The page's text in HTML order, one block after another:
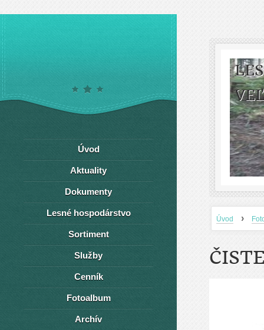
Úvod ›
Úvod
Aktuality
Dokumenty
Lesné hospodárstvo
Sortiment
Služby
Cenník
Fotoalbum
Archív